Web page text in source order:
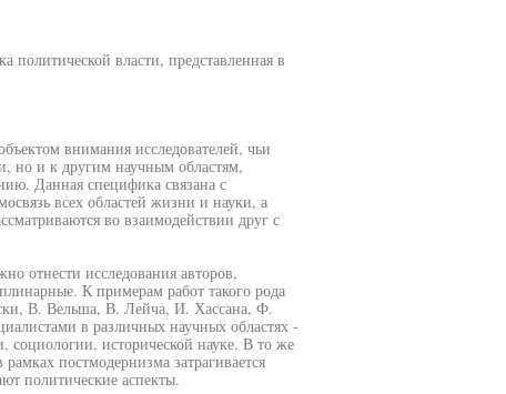
политической власти, представленная в
внимания исследователей, чьи
но и к другим научным областям,
Данная специфика связана с
всех областей жизни и науки, а
во взаимодействии друг с
отнести исследования авторов,
К примерам работ такого рода
В. Вельша, В. Лейча, И. Хассана, Ф.
в различных научных областях -
социологии, исторической науке. В то же
постмодернизма затрагивается
политические аспекты.